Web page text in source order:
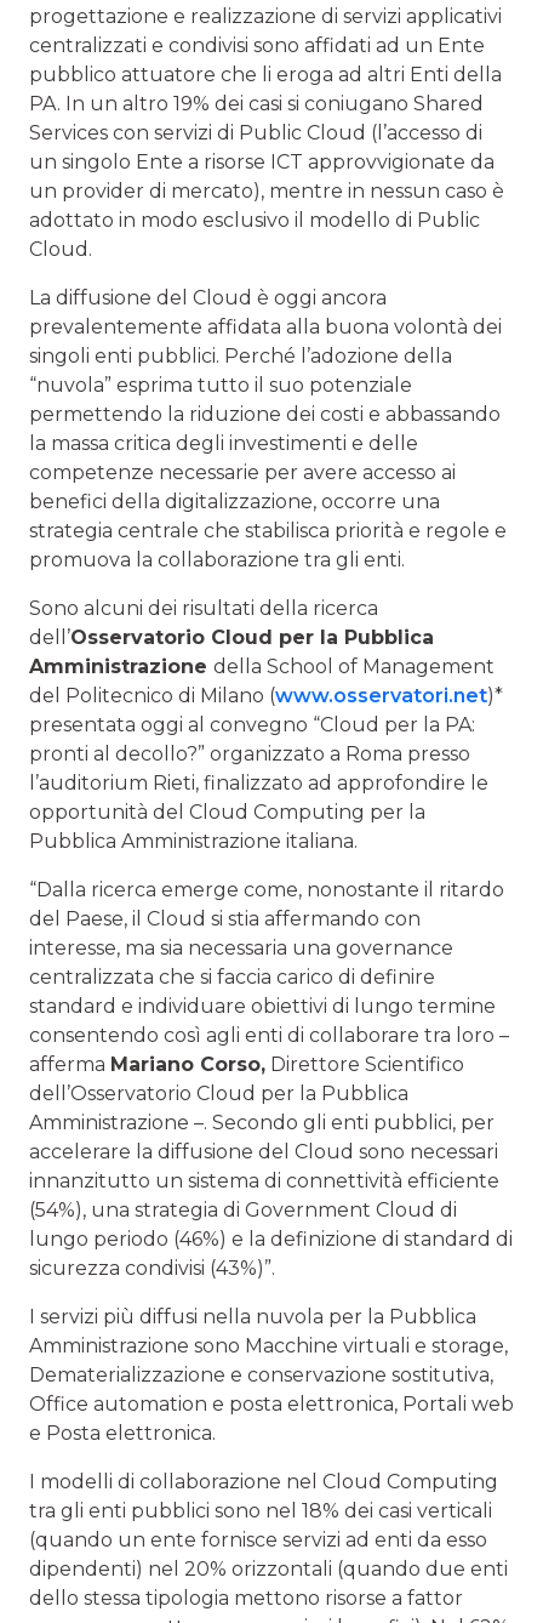
progettazione e realizzazione di servizi applicativi
centralizzati e condivisi sono affidati ad un Ente
pubblico attuatore che li eroga ad altri Enti della
PA. In un altro 19% dei casi si coniugano Shared
Services con servizi di Public Cloud (l’accesso di
un singolo Ente a risorse ICT approvvigionate da
un provider di mercato), mentre in nessun caso è
adottato in modo esclusivo il modello di Public
Cloud.
La diffusione del Cloud è oggi ancora
prevalentemente affidata alla buona volontà dei
singoli enti pubblici. Perché l’adozione della
“nuvola” esprima tutto il suo potenziale
permettendo la riduzione dei costi e abbassando
la massa critica degli investimenti e delle
competenze necessarie per avere accesso ai
benefici della digitalizzazione, occorre una
strategia centrale che stabilisca priorità e regole e
promuova la collaborazione tra gli enti.
Sono alcuni dei risultati della ricerca
dell’Osservatorio Cloud per la Pubblica
Amministrazione della School of Management
del Politecnico di Milano (www.osservatori.net)*
presentata oggi al convegno “Cloud per la PA:
pronti al decollo?” organizzato a Roma presso
l’auditorium Rieti, finalizzato ad approfondire le
opportunità del Cloud Computing per la
Pubblica Amministrazione italiana.
“Dalla ricerca emerge come, nonostante il ritardo
del Paese, il Cloud si stia affermando con
interesse, ma sia necessaria una governance
centralizzata che si faccia carico di definire
standard e individuare obiettivi di lungo termine
consentendo così agli enti di collaborare tra loro –
afferma Mariano Corso, Direttore Scientifico
dell’Osservatorio Cloud per la Pubblica
Amministrazione –. Secondo gli enti pubblici, per
accelerare la diffusione del Cloud sono necessari
innanzitutto un sistema di connettività efficiente
(54%), una strategia di Government Cloud di
lungo periodo (46%) e la definizione di standard di
sicurezza condivisi (43%)”.
I servizi più diffusi nella nuvola per la Pubblica
Amministrazione sono Macchine virtuali e storage,
Dematerializzazione e conservazione sostitutiva,
Office automation e posta elettronica, Portali web
e Posta elettronica.
I modelli di collaborazione nel Cloud Computing
tra gli enti pubblici sono nel 18% dei casi verticali
(quando un ente fornisce servizi ad enti da esso
dipendenti) nel 20% orizzontali (quando due enti
dello stessa tipologia mettono risorse a fattor